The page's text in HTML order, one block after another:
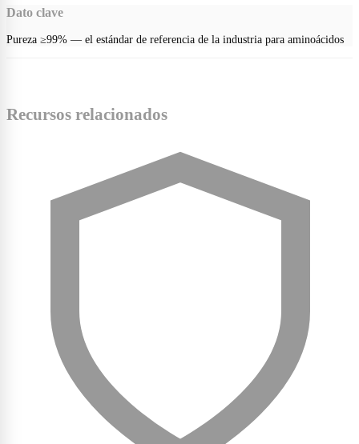
Dato clave
Pureza ≥99% — el estándar de referencia de la industria para aminoácidos
Recursos relacionados